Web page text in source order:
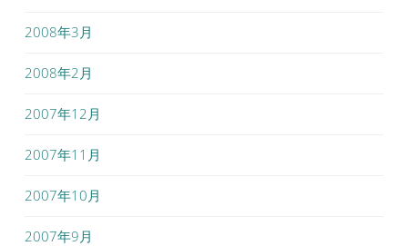
2008年3月
2008年2月
2007年12月
2007年11月
2007年10月
2007年9月